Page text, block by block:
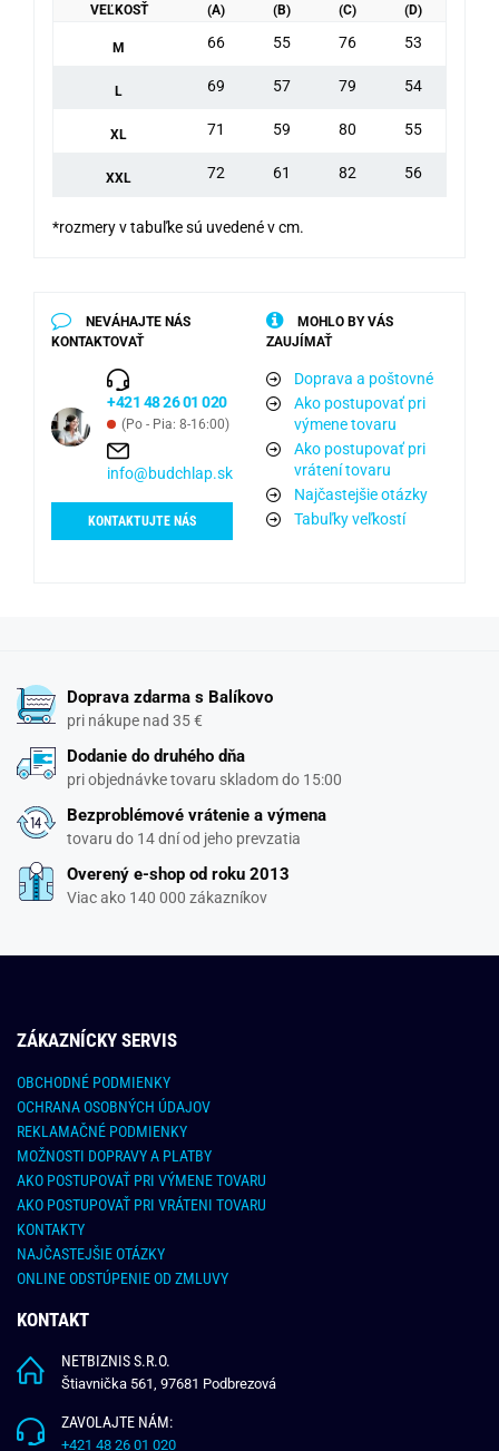
VEĽKOSŤ (A) (B) (C) (D)
M 66 55 76 53
L 69 57 79 54
XL 71 59 80 55
XXL 72 61 82 56
*rozmery v tabuľke sú uvedené v cm.
NEVÁHAJTE NÁS
KONTAKTOVAŤ
+421 48 26 01 020
(Po - Pia: 8-16:00)
info@budchlap.sk
KONTAKTUJTE NÁS
MOHLO BY VÁS
ZAUJÍMAŤ
Doprava a poštovné
Ako postupovať pri
výmene tovaru
Ako postupovať pri
vrátení tovaru
Najčastejšie otázky
Tabuľky veľkostí
Doprava zdarma s Balíkovo
pri nákupe nad 35 €
Dodanie do druhého dňa
pri objednávke tovaru skladom do 15:00
Bezproblémové vrátenie a výmena
tovaru do 14 dní od jeho prevzatia
Overený e-shop od roku 2013
Viac ako 140 000 zákazníkov
ZÁKAZNÍCKY SERVIS
OBCHODNÉ PODMIENKY
OCHRANA OSOBNÝCH ÚDAJOV
REKLAMAČNÉ PODMIENKY
MOŽNOSTI DOPRAVY A PLATBY
AKO POSTUPOVAŤ PRI VÝMENE TOVARU
AKO POSTUPOVAŤ PRI VRÁTENI TOVARU
KONTAKTY
NAJČASTEJŠIE OTÁZKY
ONLINE ODSTÚPENIE OD ZMLUVY
KONTAKT
NETBIZNIS S.R.O.
Štiavnička 561, 97681 Podbrezová
ZAVOLAJTE NÁM:
+421 48 26 01 020